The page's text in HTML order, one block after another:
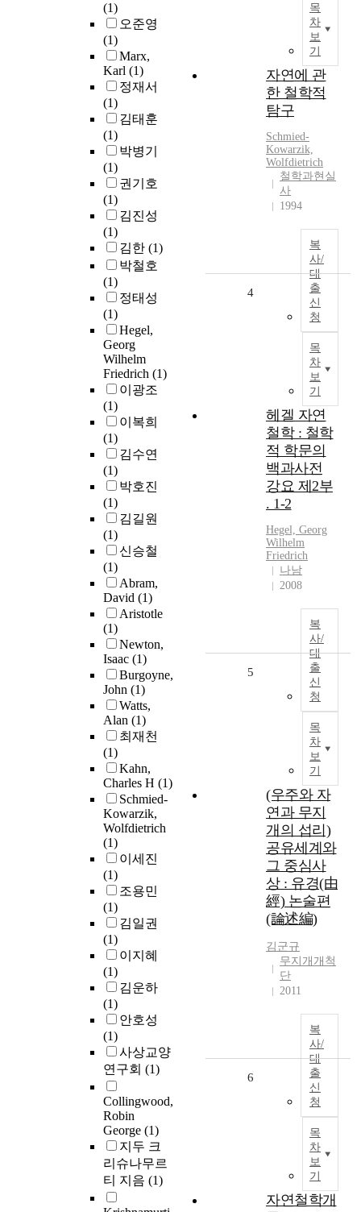
(1)
오준영
(1)
Marx,
Karl (1)
정재서
(1)
김태훈
(1)
박병기
(1)
권기호
(1)
김진성
(1)
김한 (1)
박철호
(1)
정태성
(1)
Hegel,
Georg
Wilhelm
Friedrich (1)
이광조
(1)
이복희
(1)
김수연
(1)
박호진
(1)
김길원
(1)
신승철
(1)
Abram,
David (1)
Aristotle
(1)
Newton,
Isaac (1)
Burgoyne,
John (1)
Watts,
Alan (1)
최재천
(1)
Kahn,
Charles H (1)
Schmied-
Kowarzik,
Wolfdietrich
(1)
이세진
(1)
조용민
(1)
김일권
(1)
이지혜
(1)
김운하
(1)
안호성
(1)
사상교양
연구회 (1)
Collingwood,
Robin
George (1)
지두 크
리슈나무르
티 지음 (1)
목
차
보
기
자연에 관
한 철학적
탐구
Schmied-
Kowarzik,
Wolfdietrich
철학과현실
사
1994
복
사/
대
출
신
청
목
차
보
기
4
헤겔 자연
철학 : 철학
적 학문의
백과사전
강요 제2부
. 1-2
Hegel, Georg
Wilhelm
Friedrich
나남
2008
복
사/
대
출
신
청
목
차
보
기
5
(우주와 자
연과 무지
개의 섭리)
공유세계와
그 중심사
상 : 유경(由
經) 논술편
(論述編)
김군규
무지개개척
단
2011
복
사/
대
출
신
청
목
차
보
기
6
자연철학개